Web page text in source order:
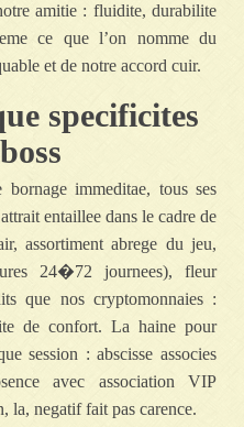
amitie : fluidite, durabilite
ce que l’on nomme du
et de notre accord cuir.
specificites
immeditae, tous ses
entaillee dans le cadre de
assortiment abrege du jeu,
24�72 journees), fleur
que nos cryptomonnaies :
de confort. La haine pour
session : abscisse associes
avec association VIP
la, negatif fait pas carence.